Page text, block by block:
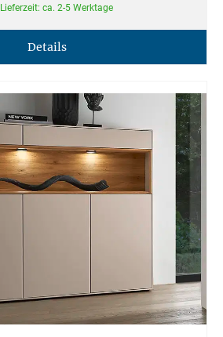
Lieferzeit: ca. 2-5 Werktage
Details